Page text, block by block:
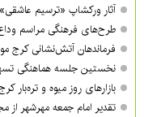
آثار ورکشاپ «ترسیم
طرح‌های فرهنگی مراسم
فرماندهان آتش‌نشانی کرج
نخستین جلسه هماهنگی
بازارهای روز میوه و تره‌بار
تقدیر امام جمعه مهرشهر